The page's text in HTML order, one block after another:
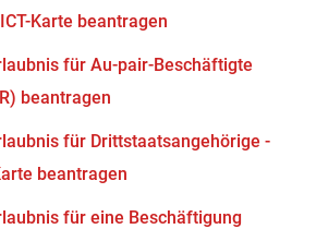
Karte beantragen
für Au-pair-Beschäftigte
beantragen
für Drittstaatsangehörige -
beantragen
für eine Beschäftigung